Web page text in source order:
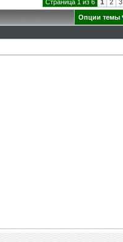
Страница 1 из 6 1 2 3
Опции темы